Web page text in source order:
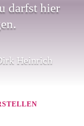
darfst hier
Heinrich